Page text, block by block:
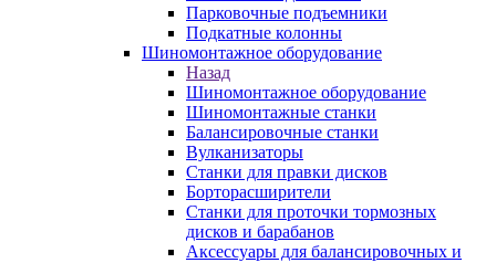
Парковочные подъемники
Подкатные колонны
Шиномонтажное оборудование
Назад
Шиномонтажное оборудование
Шиномонтажные станки
Балансировочные станки
Вулканизаторы
Станки для правки дисков
Борторасширители
Станки для проточки тормозных
дисков и барабанов
Аксессуары для балансировочных и